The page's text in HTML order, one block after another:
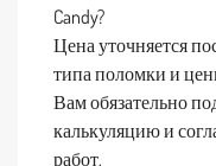
Candy?
Цена уточняется
типа поломки и
Вам обязательно
калькуляцию и
работ.